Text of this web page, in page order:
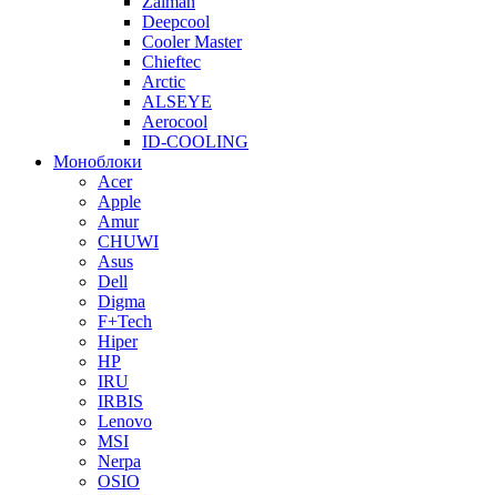
Deepcool
Cooler Master
Chieftec
Arctic
ALSEYE
Aerocool
ID-COOLING
Моноблоки
Acer
Apple
Amur
CHUWI
Asus
Dell
Digma
F+Tech
Hiper
HP
IRU
IRBIS
Lenovo
MSI
Nerpa
OSIO